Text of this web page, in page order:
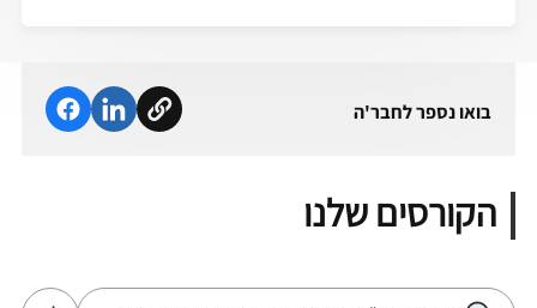
בואו נספר לחבר'ה
הקורסים שלנו